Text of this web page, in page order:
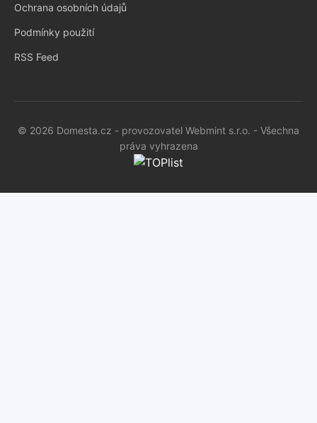
Ochrana osobních údajů
Podmínky použití
RSS Feed
© 2026 Domesta.cz - provozovatel Webmint s.r.o. - Všechna
práva vyhrazena